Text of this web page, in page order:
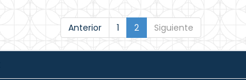
Anterior 1 2 Siguiente